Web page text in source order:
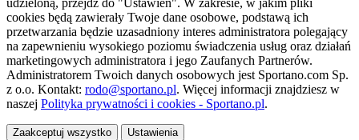
udzieloną, przejdź do "Ustawień". W zakresie, w jakim pliki
cookies będą zawierały Twoje dane osobowe, podstawą ich
przetwarzania będzie uzasadniony interes administratora polegający
na zapewnieniu wysokiego poziomu świadczenia usług oraz działań
marketingowych administratora i jego Zaufanych Partnerów.
Administratorem Twoich danych osobowych jest Sportano.com Sp.
z o.o. Kontakt: rodo@sportano.pl. Więcej informacji znajdziesz w
naszej Polityka prywatności i cookies - Sportano.pl.
Zaakceptuj wszystko Ustawienia